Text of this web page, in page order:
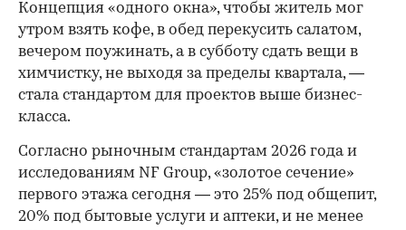
Концепция «одного окна», чтобы житель мог
утром взять кофе, в обед перекусить салатом,
вечером поужинать, а в субботу сдать вещи в
химчистку, не выходя за пределы квартала, —
стала стандартом для проектов выше бизнес-
класса.
Согласно рыночным стандартам 2026 года и
исследованиям NF Group, «золотое сечение»
первого этажа сегодня — это 25% под общепит,
20% под бытовые услуги и аптеки, и не менее